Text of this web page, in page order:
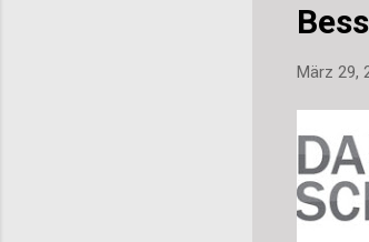
März 29,